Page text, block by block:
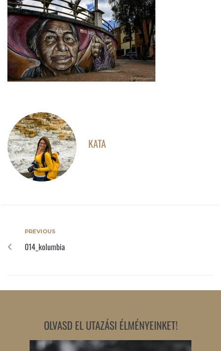
KATA
PREVIOUS
014_kolumbia
OLVASD EL UTAZÁSI ÉLMÉNYEINKET!